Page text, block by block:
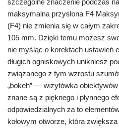
maksymalna przysłona F4
(F4) nie zmienia się w całym
105 mm. Dzięki temu możesz
nie myśląc o korektach ustawień
długich ogniskowych unikniesz
związanego z tym wzrostu
„bokeh” — wizytówka
znane są z pięknego i płynnego
odpowiedzialnych za to
kołowym otworze, która